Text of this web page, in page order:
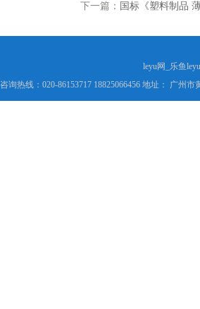
下一篇： 国标《塑料制品
leyu网_乐鱼
咨询热线：020-86153717 18825066456 地址： 广州